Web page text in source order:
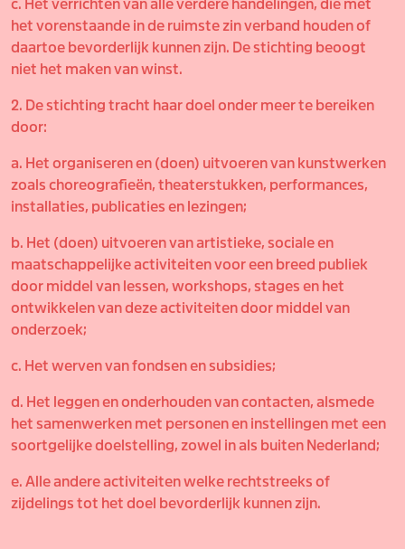
c. Het verrichten van alle verdere handelingen, die met
het vorenstaande in de ruimste zin verband houden of
daartoe bevorderlijk kunnen zijn. De stichting beoogt
niet het maken van winst.
2. De stichting tracht haar doel onder meer te bereiken
door:
a. Het organiseren en (doen) uitvoeren van kunstwerken
zoals choreografieën, theaterstukken, performances,
installaties, publicaties en lezingen;
b. Het (doen) uitvoeren van artistieke, sociale en
maatschappelijke activiteiten voor een breed publiek
door middel van lessen, workshops, stages en het
ontwikkelen van deze activiteiten door middel van
onderzoek;
c. Het werven van fondsen en subsidies;
d. Het leggen en onderhouden van contacten, alsmede
het samenwerken met personen en instellingen met een
soortgelijke doelstelling, zowel in als buiten Nederland;
e. Alle andere activiteiten welke rechtstreeks of
zijdelings tot het doel bevorderlijk kunnen zijn.